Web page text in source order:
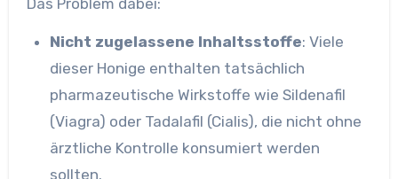
Das Problem dabei:
Nicht zugelassene Inhaltsstoffe: Viele
dieser Honige enthalten tatsächlich
pharmazeutische Wirkstoffe wie Sildenafil
(Viagra) oder Tadalafil (Cialis), die nicht ohne
ärztliche Kontrolle konsumiert werden
sollten.